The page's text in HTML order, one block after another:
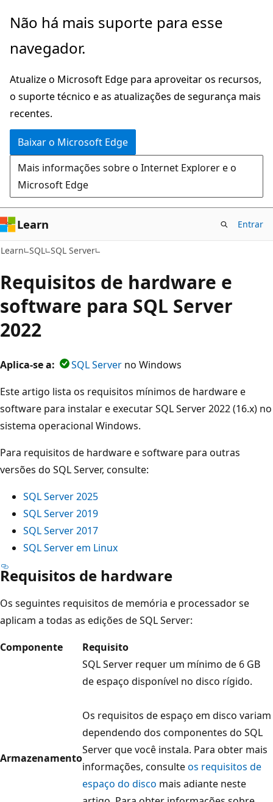
Pular
o
principal
Não há mais suporte para esse
navegador.
Atualize o Microsoft Edge para aproveitar os recursos,
o suporte técnico e as atualizações de segurança mais
recentes.
Baixar o Microsoft Edge
Mais informações sobre o Internet Explorer e o
Microsoft Edge
Learn Entrar
Learn SQL SQL Server
Requisitos de hardware e
software para SQL Server
2022
Aplica-se a: SQL Server no Windows
Este artigo lista os requisitos mínimos de hardware e
software para instalar e executar SQL Server 2022 (16.x) no
sistema operacional Windows.
Para requisitos de hardware e software para outras
versões do SQL Server, consulte:
SQL Server 2025
SQL Server 2019
SQL Server 2017
SQL Server em Linux
Requisitos de hardware
Os seguintes requisitos de memória e processador se
aplicam a todas as edições de SQL Server:
Componente
Requisito
Armazenamento
SQL Server requer um mínimo de 6 GB
de espaço disponível no disco rígido.
Os requisitos de espaço em disco variam
dependendo dos componentes do SQL
Server que você instala. Para obter mais
informações, consulteos requisitos de
espaço do disco mais adiante neste